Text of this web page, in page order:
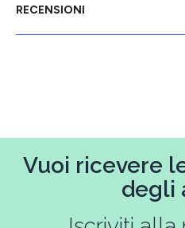
RECENSIONI
Vuoi ricevere
degli